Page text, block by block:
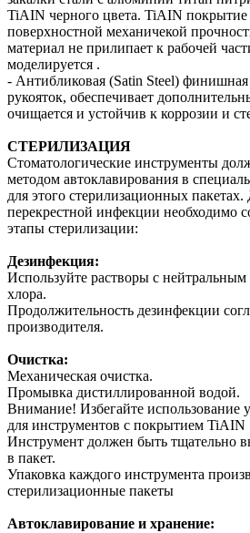
TiAIN черного цвета. TiAIN покрытие
поверхностной механичекой
материал не прилипает к рабочей
моделируется .
- Антибликовая (Satin Steel) финишная
рукояток, обеспечивает
очищается и устойчив к коррозии и
СТЕРИЛИЗАЦИЯ
Стоматологические инструменты
методом автоклавирования в
для этого стерилизационных
перекрестной инфекции необходимо
этапы стерилизации:
Дезинфекция:
Используйте растворы с
хлора.
Продолжительность дезинфекции
производителя.
Очистка:
Механическая очистка.
Промывка дистиллированной водой.
Внимание! Избегайте использование
для инструментов с покрытием TiAIN
Инструмент должен быть тщательно
в пакет.
Упаковка каждого инструмента
стерилизационные пакеты
Автоклавирование и хранение: